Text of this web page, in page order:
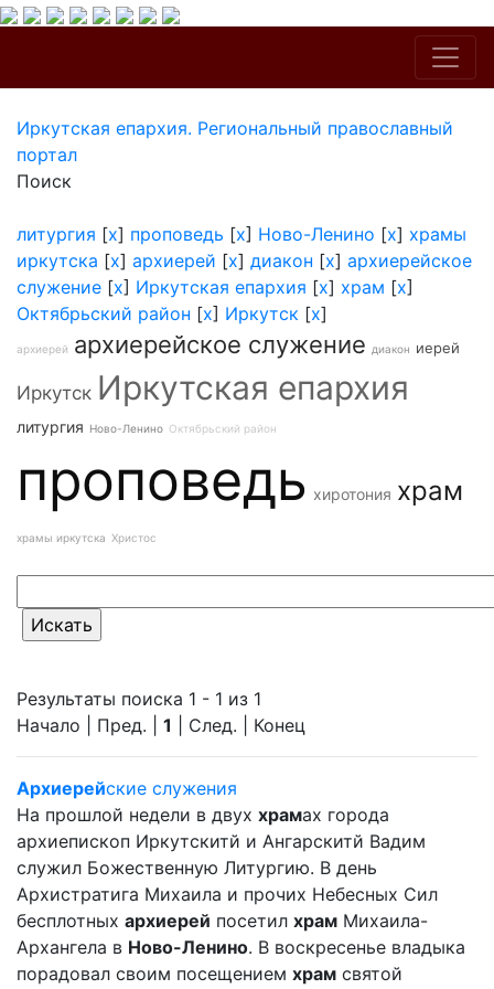
Иркутская епархия. Региональный православный
портал
Поиск
литургия [x] проповедь [x] Ново-Ленино [x] храмы
иркутска [x] архиерей [x] диакон [x] архиерейское
служение [x] Иркутская епархия [x] храм [x]
Октябрьский район [x] Иркутск [x]
архиерей архиерейское служение диакон иерей
Иркутск Иркутская епархия
литургия Ново-Ленино Октябрьский район
проповедь хиротония храм
храмы иркутска Христос
Результаты поиска 1 - 1 из 1
Начало | Пред. | 1 | След. | Конец
Архиерейские служения
На прошлой недели в двух храмах города
архиепископ Иркутскитй и Ангарскитй Вадим
служил Божественную Литургию. В день
Архистратига Михаила и прочих Небесных Сил
бесплотных архиерей посетил храм Михаила-
Архангела в Ново-Ленино. В воскресенье владыка
порадовал своим посещением храм святой